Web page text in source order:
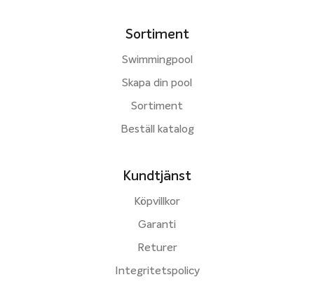
Sortiment
Swimmingpool
Skapa din pool
Sortiment
Beställ katalog
Kundtjänst
Köpvillkor
Garanti
Returer
Integritetspolicy